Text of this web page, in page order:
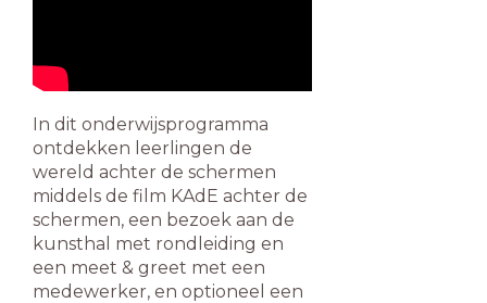
In dit onderwijsprogramma
ontdekken leerlingen de
wereld achter de schermen
middels de film KAdE achter de
schermen, een bezoek aan de
kunsthal met rondleiding en
een meet & greet met een
medewerker, en optioneel een